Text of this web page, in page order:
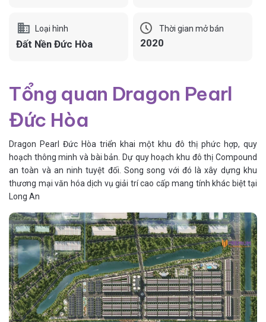
Loại hình
Đất Nền Đức Hòa
Thời gian mở bán
2020
Tổng quan Dragon Pearl
Đức Hòa
Dragon Pearl Đức Hòa triển khai một khu đô thị phức hợp, quy
hoạch thông minh và bài bản. Dự quy hoạch khu đô thị Compound
an toàn và an ninh tuyệt đối. Song song với đó là xây dựng khu
thương mại văn hóa dịch vụ giải trí cao cấp mang tính khác biệt tại
Long An